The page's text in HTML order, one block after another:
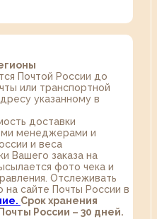
Почтой России до
или транспортной
указанному в
доставки
менеджерами и
и веса
Вашего заказа на
фото чека и
Отслеживать
на сайте Почты России в
Срок хранения
России – 30 дней.